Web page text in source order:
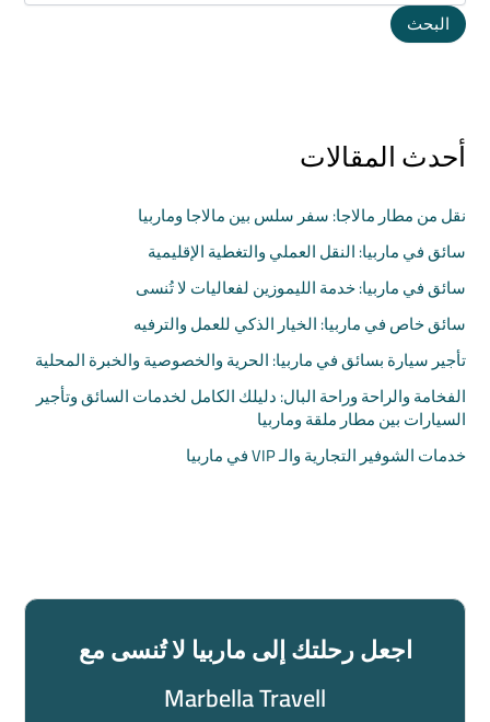
البحث
أحدث المقالات
نقل من مطار مالاجا: سفر سلس بين مالاجا وماربيا
سائق في ماربيا: النقل العملي والتغطية الإقليمية
سائق في ماربيا: خدمة الليموزين لفعاليات لا تُنسى
سائق خاص في ماربيا: الخيار الذكي للعمل والترفيه
تأجير سيارة بسائق في ماربيا: الحرية والخصوصية والخبرة المحلية
الفخامة والراحة وراحة البال: دليلك الكامل لخدمات السائق وتأجير
السيارات بين مطار ملقة وماربيا
خدمات الشوفير التجارية والـ VIP في ماربيا
اجعل رحلتك إلى ماربيا لا تُنسى مع
Marbella Travell